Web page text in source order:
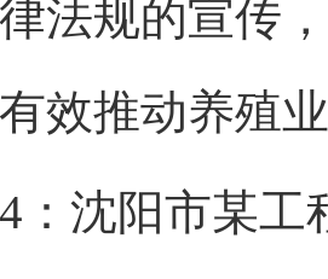
法规的宣传
效推动养殖
： 沈阳市某工